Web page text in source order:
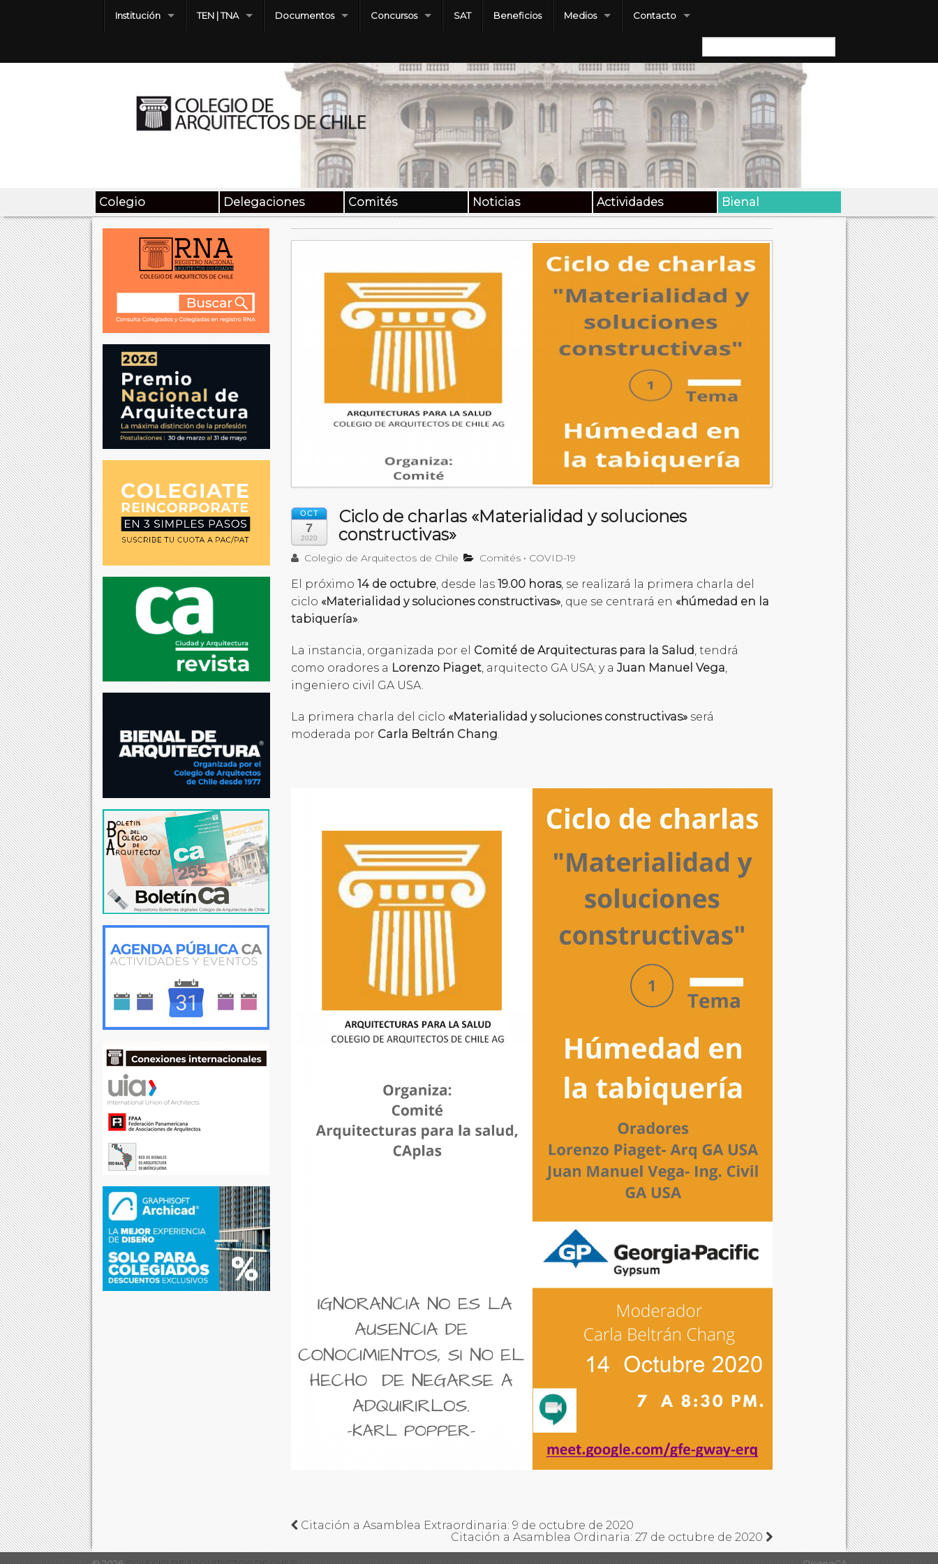
Institución TEN | TNA Documentos Concursos SAT Beneficios Medios Contacto
Buscar:
Colegio Delegaciones Comités Noticias Actividades Bienal
OCT
7
2020
Ciclo de charlas «Materialidad y soluciones
constructivas»
Colegio de Arquitectos de Chile Comités • COVID-19
El próximo 14 de octubre, desde las 19.00 horas, se realizará la primera charla del
ciclo «Materialidad y soluciones constructivas», que se centrará en «húmedad en la
tabiquería».
La instancia, organizada por el Comité de Arquitecturas para la Salud, tendrá
como oradores a Lorenzo Piaget, arquitecto GA USA; y a Juan Manuel Vega,
ingeniero civil GA USA.
La primera charla del ciclo «Materialidad y soluciones constructivas» será
moderada por Carla Beltrán Chang.
Citación a Asamblea Extraordinaria: 9 de octubre de 2020
Citación a Asamblea Ordinaria: 27 de octubre de 2020